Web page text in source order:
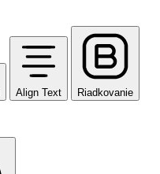
Align Text Riadkovanie